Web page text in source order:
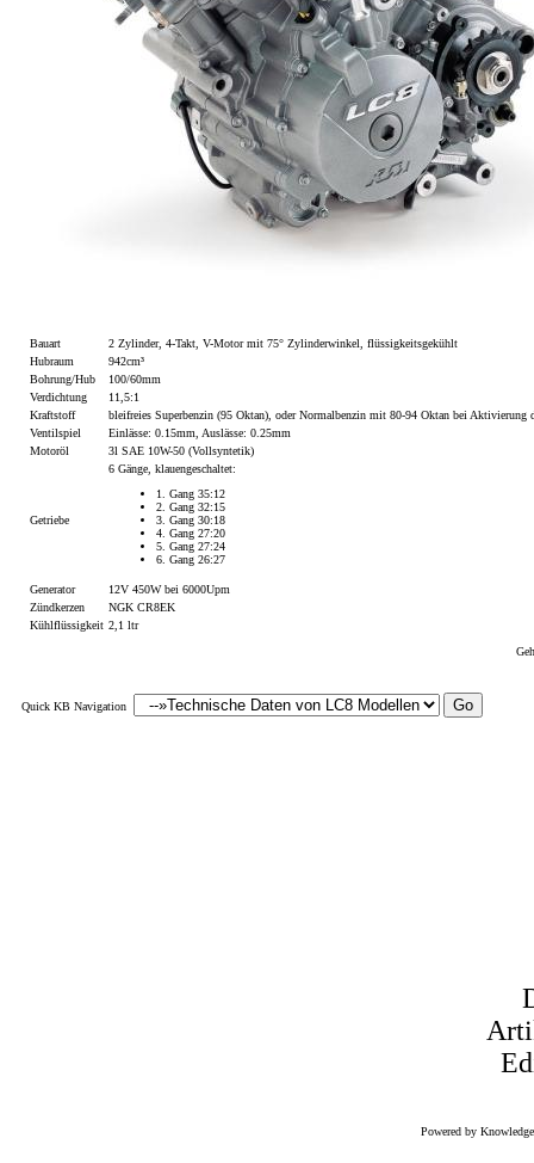
Bauart
2 Zylinder, 4-Takt, V-Motor mit 75° Zylinderwinkel, flüssigkeitsgekühlt
Hubraum
942cm³
Bohrung/Hub
100/60mm
Verdichtung
11,5:1
Kraftstoff
bleifreies Superbenzin (95 Oktan), oder Normalbenzin mit 80-94 Oktan bei Aktivierung
Ventilspiel
Einlässe: 0.15mm, Auslässe: 0.25mm
Motoröl
3l SAE 10W-50 (Vollsyntetik)
Getriebe
6 Gänge, klauengeschaltet:
1. Gang 35:12
2. Gang 32:15
3. Gang 30:18
4. Gang 27:20
5. Gang 27:24
6. Gang 26:27
Generator
12V 450W bei 6000Upm
Zündkerzen
NGK CR8EK
Kühlflüssigkeit 2,1 ltr
Quick KB Navigation
Powered by